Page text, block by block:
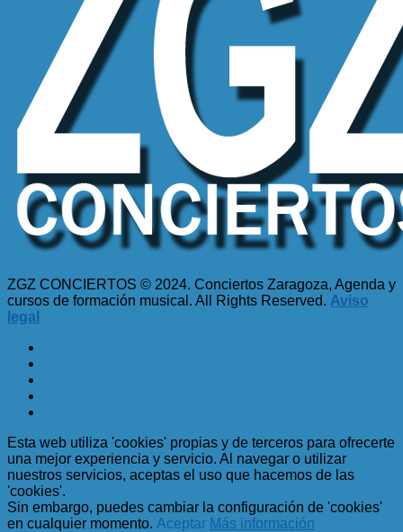
ZGZ CONCIERTOS © 2024. Conciertos Zaragoza, Agenda y
cursos de formación musical. All Rights Reserved. Aviso
legal
Esta web utiliza 'cookies' propias y de terceros para ofrecerte
una mejor experiencia y servicio. Al navegar o utilizar
nuestros servicios, aceptas el uso que hacemos de las
'cookies'.
Sin embargo, puedes cambiar la configuración de 'cookies'
en cualquier momento. Aceptar Más información